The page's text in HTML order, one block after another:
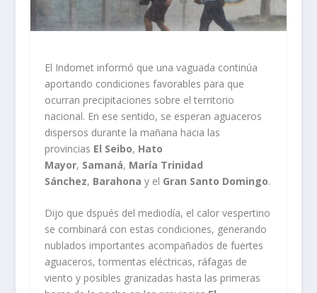
El Indomet informó que una vaguada continúa
aportando condiciones favorables para que
ocurran precipitaciones sobre el territorio
nacional. En ese sentido, se esperan aguaceros
dispersos durante la mañana hacia las
provincias El Seibo, Hato
Mayor, Samaná, María Trinidad
Sánchez, Barahona y el Gran Santo Domingo.
Dijo que dspués del mediodía, el calor vespertino
se combinará con estas condiciones, generando
nublados importantes acompañados de fuertes
aguaceros, tormentas eléctricas, ráfagas de
viento y posibles granizadas hasta las primeras